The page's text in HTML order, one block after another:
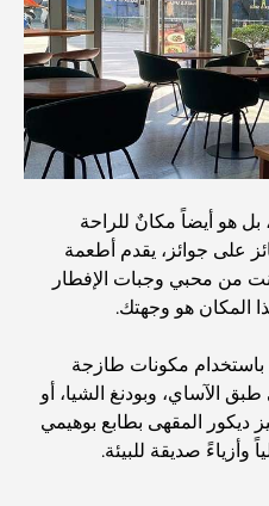
رعاية صحية شاملة للجميع
قائمة هواة الجمع
شامل للآباء
دليل للعائلات
رحلة طهي
مقهى، بل هو أيضاً مكانٌ للراحة
على جوائز، يقدم أطعمة
من محبي وجبات الإفطار
المكان هو وجهتك.
مكونات طازجة
الآساي، وبودنغ الشيا، أو
ديكور المقهى بطابع بوهيمي
وأزياءً صديقة للبيئة.